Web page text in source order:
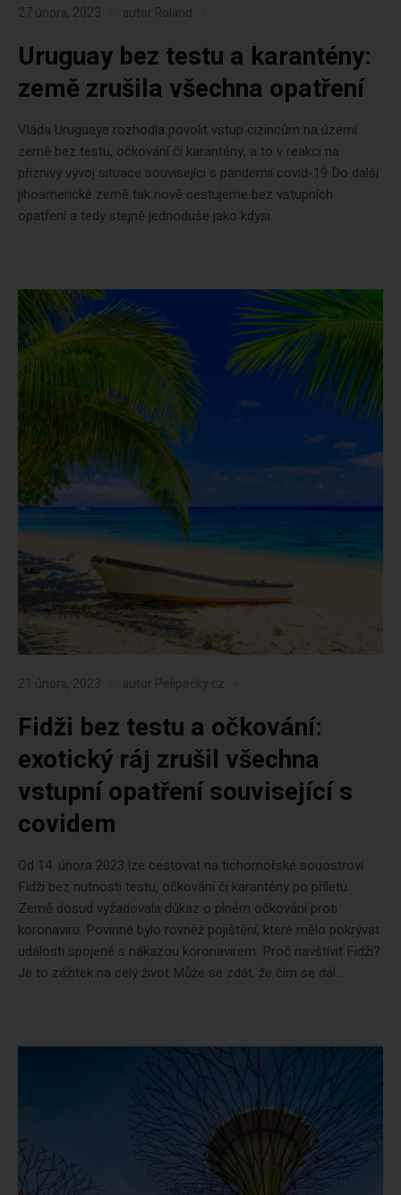
27 února, 2023 autor Roland
Uruguay bez testu a karantény:
země zrušila všechna opatření
Vláda Uruguaye rozhodla povolit vstup cizincům na území
země bez testu, očkování či karantény, a to v reakci na
příznivý vývoj situace související s pandemií covid-19 Do další
jihoamerické země tak nově cestujeme bez vstupních
opatření a tedy stejně jednoduše jako kdysi.
21 února, 2023 autor Pelipecky.cz
Fidži bez testu a očkování:
exotický ráj zrušil všechna
vstupní opatření související s
covidem
Od 14. února 2023 lze cestovat na tichomořské souostroví
Fidži bez nutnosti testu, očkování či karantény po příletu.
Země dosud vyžadovala důkaz o plném očkování proti
koronaviru. Povinné bylo rovněž pojištění, které mělo pokrývat
události spojené s nákazou koronavirem. Proč navštívit Fidži?
Je to zážitek na celý život Může se zdát, že čím se dál...